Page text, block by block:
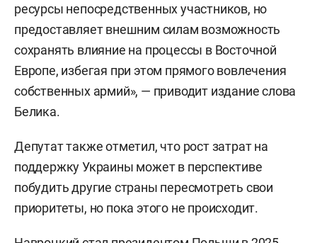
ресурсы непосредственных участников, но
предоставляет внешним силам возможность
сохранять влияние на процессы в Восточной
Европе, избегая при этом прямого вовлечения
собственных армий», — приводит издание слова
Белика.
Депутат также отметил, что рост затрат на
поддержку Украины может в перспективе
побудить другие страны пересмотреть свои
приоритеты, но пока этого не происходит.